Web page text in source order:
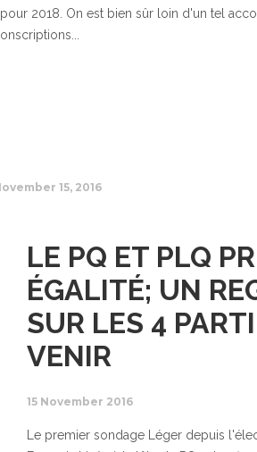
2018. On est bien sûr loin d'un tel
15, 2016
LE PQ ET PLQ
ÉGALITÉ; UN
SUR LES 4
VENIR
15 November 2016
Le premier sondage Léger depuis